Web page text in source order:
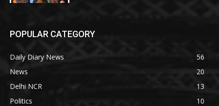
POPULAR CATEGORY
Daily Diary News
56
News
20
Delhi NCR
13
Politics
10